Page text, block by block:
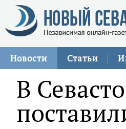
Новости Статьи
В